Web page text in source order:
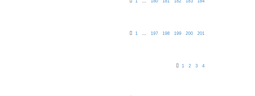
1 … 180 181 182 183 184
1 … 197 198 199 200 201
1 2 3 4